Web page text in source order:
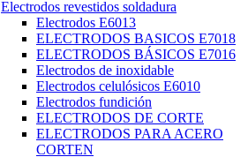
Electrodos revestidos soldadura
Electrodos E6013
ELECTRODOS BASICOS E7018
ELECTRODOS BÁSICOS E7016
Electrodos de inoxidable
Electrodos celulósicos E6010
Electrodos fundición
ELECTRODOS DE CORTE
ELECTRODOS PARA ACERO
CORTEN